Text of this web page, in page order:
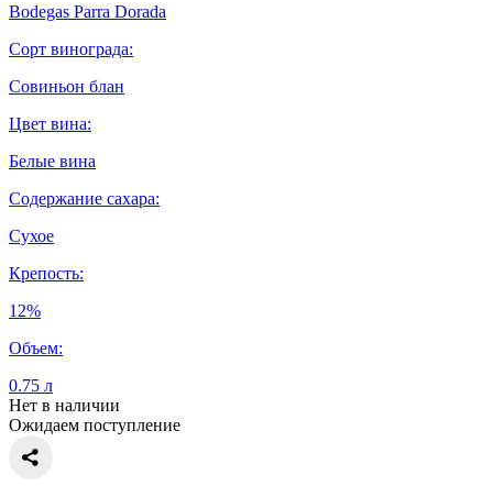
Bodegas Parra Dorada
Сорт винограда:
Совиньон блан
Цвет вина:
Белые вина
Содержание сахара:
Сухое
Крепость:
12%
Объем:
0.75 л
Нет в наличии
Ожидаем поступление